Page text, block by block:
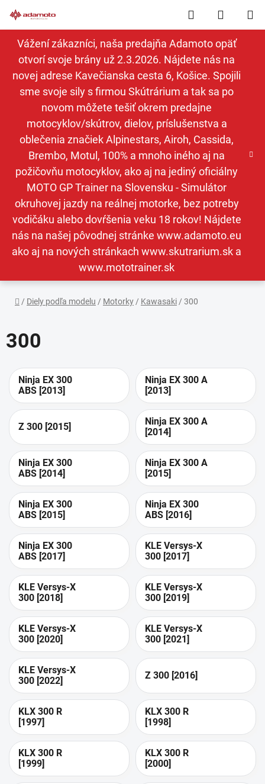
na
obsah
Vážení zákazníci, naša predajňa Adamoto opäť
otvorí svoje brány už 2.3.2026. Nájdete nás na
novej adrese Kavečianska cesta 6, Košice. Spojili
sme svoje sily s firmou Skútrárium a tak sa po
novom môžete tešiť okrem predajne
motocyklov/skútrov, dielov, príslušenstva a
oblečenia značiek Alpinestars, Airoh, Cassida,
Brembo, Motul, 100% a mnoho iného aj na
požičovňu motocyklov, ako aj na jediný oficiálny
MOTO GP Trainer na Slovensku - Simulátor
okruhovej jazdy na reálnej motorke, bez potreby
vodičáku alebo dovŕšenia veku 18 rokov! Nájdete
nás na našej pôvodnej stránke www.adamoto.eu
ako aj na nových stránkach www.skutrarium.sk a
www.mototrainer.sk
Hľadať
KOŠÍK
Domov
/ Diely podľa modelu / Motorky / Kawasaki / 300
300
Ninja EX 300
ABS [2013]
Ninja EX 300 A
[2013]
Z 300 [2015]
Ninja EX 300 A
[2014]
Ninja EX 300
ABS [2014]
Ninja EX 300 A
[2015]
Ninja EX 300
ABS [2015]
Ninja EX 300
ABS [2016]
Ninja EX 300
ABS [2017]
KLE Versys-X
300 [2017]
KLE Versys-X
300 [2018]
KLE Versys-X
300 [2019]
KLE Versys-X
300 [2020]
KLE Versys-X
300 [2021]
KLE Versys-X
300 [2022]
Z 300 [2016]
KLX 300 R
[1997]
KLX 300 R
[1998]
KLX 300 R
[1999]
KLX 300 R
[2000]